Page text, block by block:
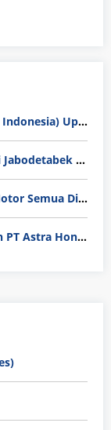
Gaji Karyawan PT KAI (Kereta Api Indonesia) Update 2025
Rata-Rata Gaji Operator Produksi Jabodetabek 2025: Bedah Tuntas UMK, Lemburan, dan Realita Hidup Buruh
Gaji Karyawan Honda Prospect Motor Semua Divisi
Gaji Operator Produksi 2026: Pilih PT Astra Honda Motor (AHM) atau Manufaktur di Jepang?